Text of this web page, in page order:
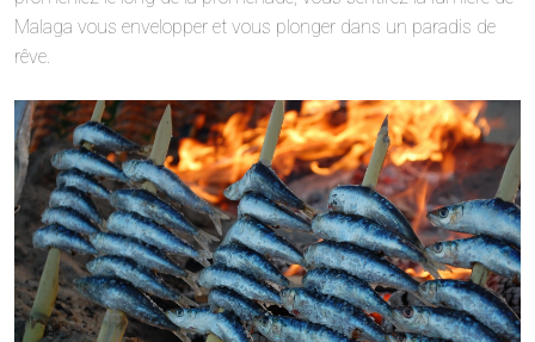
Malaga vous envelopper et vous plonger dans un paradis de
rêve.